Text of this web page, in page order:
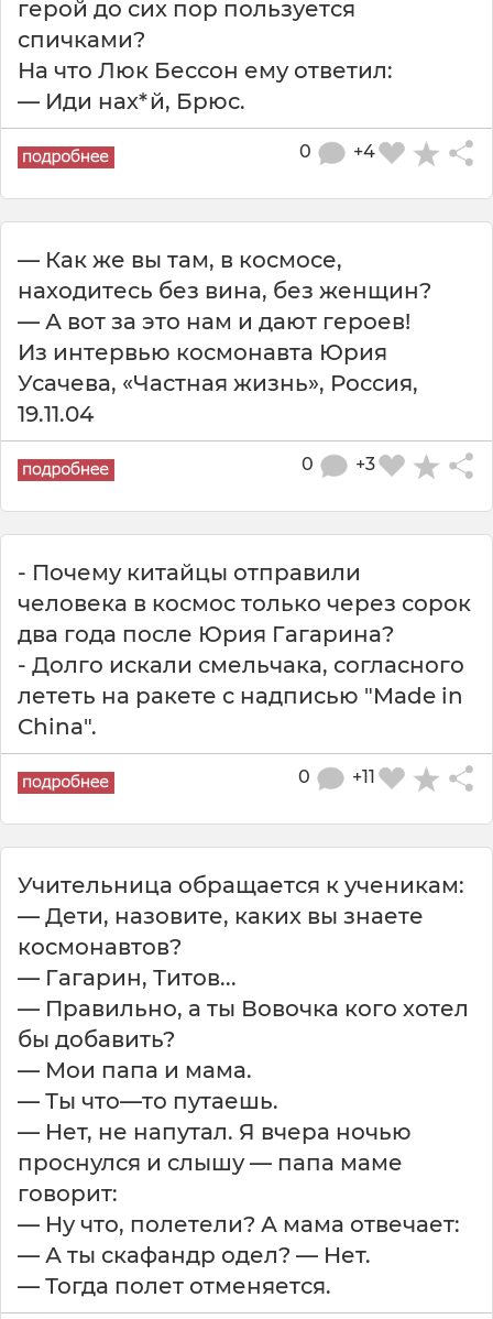
герой до сих пор пользуется
спичками?
На что Люк Бессон ему ответил:
— Иди нах*й, Брюс.
+4
0
— Как же вы там, в космосе,
находитесь без вина, без женщин?
— А вот за это нам и дают героев!
Из интервью космонавта Юрия
Усачева, «Частная жизнь», Россия,
19.11.04
+3
0
- Почему китайцы отправили
человека в космос только через сорок
два года после Юрия Гагарина?
- Долго искали смельчака, согласного
лететь на ракете с надписью "Made in
China".
+11
0
Учительница обращается к ученикам:
— Дети, назовите, каких вы знаете
космонавтов?
— Гагарин, Титов...
— Пpавильно, а ты Вовочка кого хотел
бы добавить?
— Мои папа и мама.
— Ты что—то путаешь.
— Hет, не напутал. Я вчеpа ночью
проснулся и слышу — папа маме
говорит:
— Hу что, полетели? А мама отвечает:
— А ты скафандр одел? — Hет.
— Тогда полет отменяется.